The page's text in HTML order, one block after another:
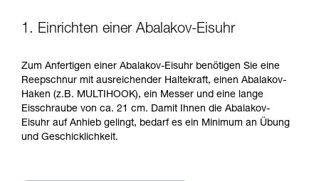
Vorgang alleine sicher zu wiederholen, bevor
verbundenen Techniken. Möglicherweise gibt es
noch andere Techniken, die hier nicht
beschrieben werden.
1. Einrichten einer Abalakov-Eisuhr
Zum Anfertigen einer Abalakov-Eisuhr benötigen Sie eine
Reepschnur mit ausreichender Haltekraft, einen Abalakov-
Haken (z.B. MULTIHOOK), ein Messer und eine lange
Eisschraube von ca. 21 cm. Damit Ihnen die Abalakov-
Eisuhr auf Anhieb gelingt, bedarf es ein Minimum an Übung
und Geschicklichkeit.